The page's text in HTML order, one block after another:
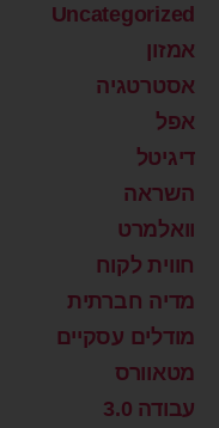
Uncategorized
אמזון
אסטרטגיה
אפל
דיגיטל
השראה
וואלמרט
חווית לקוח
מדיה חברתית
מודלים עסקיים
מטאוורס
עבודה 3.0